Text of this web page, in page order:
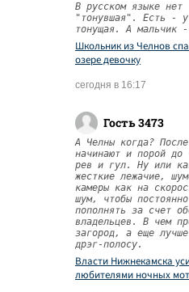
В русском языке нет
"тонувшая". Есть -
тонущая. А мальчик
Школьник из Челнов
озере девочку
сегодня в 16:17
Гость 3473
А Челны когда?
начинают и порой до
рев и гул. Ну или
жесткие лежачие,
камеры как на
шум, чтобы
пополнять за счет
владельцев. В чем
загород, а еще
дрэг-полосу.
Власти Нижнекамска
любителями ночных